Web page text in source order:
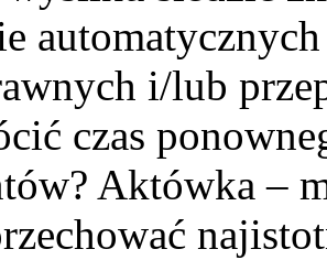
i/lub
czas
Aktówka –